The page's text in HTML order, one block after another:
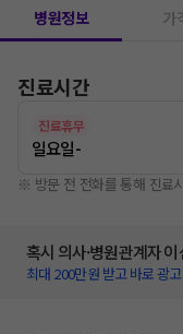
병원정보 가
진료시간
진료휴무
일요일-
※ 방문 전 전화를 통해 진료
혹시 의사·병원관계자
최대 200만원 받고 바로 광